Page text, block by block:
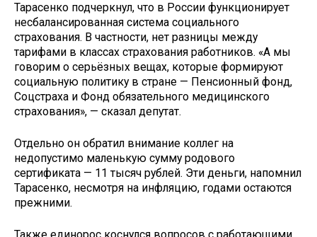
Тарасенко подчеркнул, что в России функционирует
несбалансированная система социального
страхования. В частности, нет разницы между
тарифами в классах страхования работников. «А мы
говорим о серьёзных вещах, которые формируют
социальную политику в стране — Пенсионный фонд,
Соцстраха и Фонд обязательного медицинского
страхования», — сказал депутат.
Отдельно он обратил внимание коллег на
недопустимо маленькую сумму родового
сертификата — 11 тысяч рублей. Эти деньги, напомнил
Тарасенко, несмотря на инфляцию, годами остаются
прежними.